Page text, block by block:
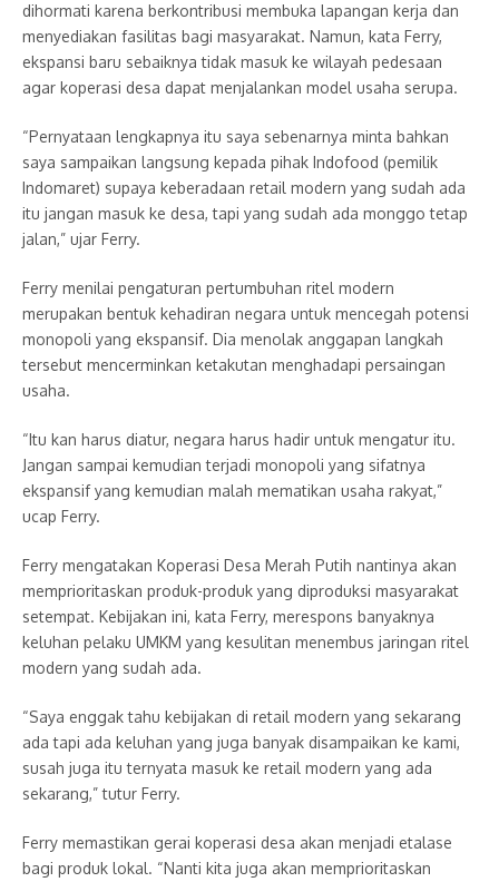
dihormati karena berkontribusi membuka lapangan kerja dan
menyediakan fasilitas bagi masyarakat. Namun, kata Ferry,
ekspansi baru sebaiknya tidak masuk ke wilayah pedesaan
agar koperasi desa dapat menjalankan model usaha serupa.
“Pernyataan lengkapnya itu saya sebenarnya minta bahkan
saya sampaikan langsung kepada pihak Indofood (pemilik
Indomaret) supaya keberadaan retail modern yang sudah ada
itu jangan masuk ke desa, tapi yang sudah ada monggo tetap
jalan,” ujar Ferry.
Ferry menilai pengaturan pertumbuhan ritel modern
merupakan bentuk kehadiran negara untuk mencegah potensi
monopoli yang ekspansif. Dia menolak anggapan langkah
tersebut mencerminkan ketakutan menghadapi persaingan
usaha.
“Itu kan harus diatur, negara harus hadir untuk mengatur itu.
Jangan sampai kemudian terjadi monopoli yang sifatnya
ekspansif yang kemudian malah mematikan usaha rakyat,”
ucap Ferry.
Ferry mengatakan Koperasi Desa Merah Putih nantinya akan
memprioritaskan produk-produk yang diproduksi masyarakat
setempat. Kebijakan ini, kata Ferry, merespons banyaknya
keluhan pelaku UMKM yang kesulitan menembus jaringan ritel
modern yang sudah ada.
“Saya enggak tahu kebijakan di retail modern yang sekarang
ada tapi ada keluhan yang juga banyak disampaikan ke kami,
susah juga itu ternyata masuk ke retail modern yang ada
sekarang,” tutur Ferry.
Ferry memastikan gerai koperasi desa akan menjadi etalase
bagi produk lokal. “Nanti kita juga akan memprioritaskan